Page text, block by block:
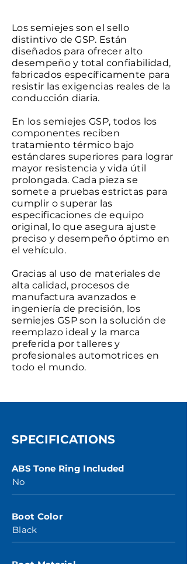
Los semiejes son el sello
distintivo de GSP. Están
diseñados para ofrecer alto
desempeño y total confiabilidad,
fabricados específicamente para
resistir las exigencias reales de la
conducción diaria.
En los semiejes GSP, todos los
componentes reciben
tratamiento térmico bajo
estándares superiores para lograr
mayor resistencia y vida útil
prolongada. Cada pieza se
somete a pruebas estrictas para
cumplir o superar las
especificaciones de equipo
original, lo que asegura ajuste
preciso y desempeño óptimo en
el vehículo.
Gracias al uso de materiales de
alta calidad, procesos de
manufactura avanzados e
ingeniería de precisión, los
semiejes GSP son la solución de
reemplazo ideal y la marca
preferida por talleres y
profesionales automotrices en
todo el mundo.
SPECIFICATIONS
ABS Tone Ring Included
No
Boot Color
Black